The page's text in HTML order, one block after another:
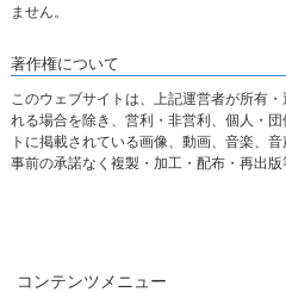
ません。
著作権について
このウェブサイトは、上記運営者が所有
れる場合を除き、営利・非営利、個人・
トに掲載されている画像、動画、音楽、
事前の承諾なく複製・加工・配布・再出版
コンテンツメニュー